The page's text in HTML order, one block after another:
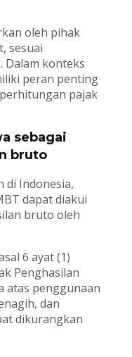
oleh pihak
sesuai
Dalam konteks
peran penting
pajak
sebagai
bruto
di Indonesia,
dapat diakui
bruto oleh
6 ayat (1)
Penghasilan
atas penggunaan
dan
dikurangkan